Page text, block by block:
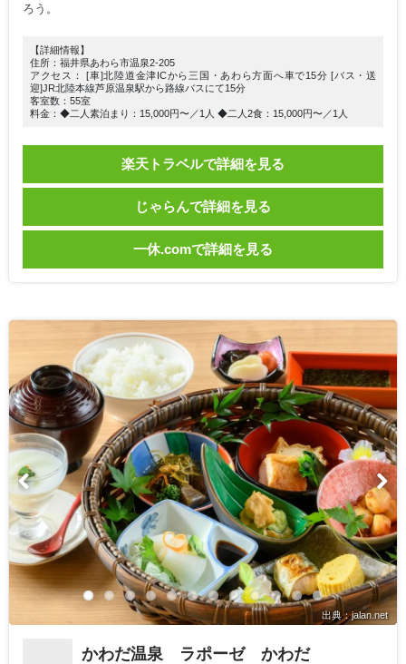
ろう。
【詳細情報】
住所：福井県あわら市温泉2-205
アクセス： [車]北陸道金津ICから三国・あわら方面へ車で15分 [バス・送
迎]JR北陸本線芦原温泉駅から路線バスにて15分
客室数：55室
料金：◆二人素泊まり：15,000円〜／1人 ◆二人2食：15,000円〜／1人
楽天トラベルで詳細を見る
じゃらんで詳細を見る
一休.comで詳細を見る
出典：jalan.net
かわだ温泉 ラポーゼ かわだ